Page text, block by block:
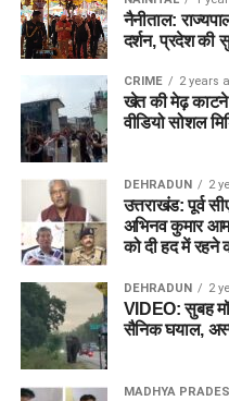
नैनीताल:
दर्शन, प्रदेश की
CRIME 2 years
खेत की मेढ़ काटने
वीडियो सोशल
DEHRADUN 2
उत्तराखंड: पूर्व
अभिनव कुमार
को दी हद में रहने
DEHRADUN 2
VIDEO: सुबह
सैनिक घयाल,
MADHYA